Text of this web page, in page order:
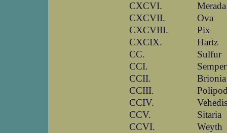
CXCVI.
Merada
CXCVII.
Ova
CXCVIII.
Pix
CXCIX.
Hartz
CC.
Sulfur
CCI.
CCII.
Brionia
CCIII.
CCIV.
CCV.
Sitaria
CCVI.
Weyth